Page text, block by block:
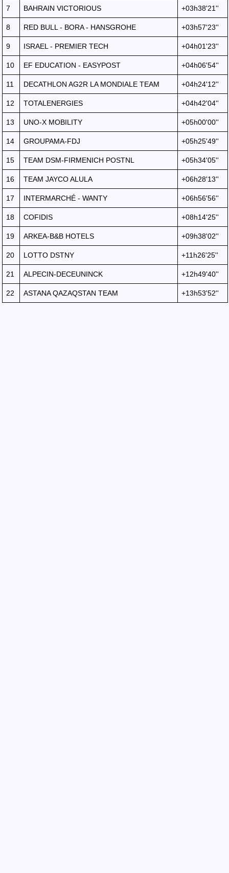
7 BAHRAIN VICTORIOUS +03h38'21''
8 RED BULL - BORA - HANSGROHE +03h57'23''
9 ISRAEL - PREMIER TECH +04h01'23''
10 EF EDUCATION - EASYPOST +04h06'54''
11 DECATHLON AG2R LA MONDIALE TEAM +04h24'12''
12 TOTALENERGIES +04h42'04''
13 UNO-X MOBILITY +05h00'00''
14 GROUPAMA-FDJ +05h25'49''
15 TEAM DSM-FIRMENICH POSTNL +05h34'05''
16 TEAM JAYCO ALULA +06h28'13''
17 INTERMARCHÉ - WANTY +06h56'56''
18 COFIDIS +08h14'25''
19 ARKEA-B&B HOTELS +09h38'02''
20 LOTTO DSTNY +11h26'25''
21 ALPECIN-DECEUNINCK +12h49'40''
22 ASTANA QAZAQSTAN TEAM +13h53'52''